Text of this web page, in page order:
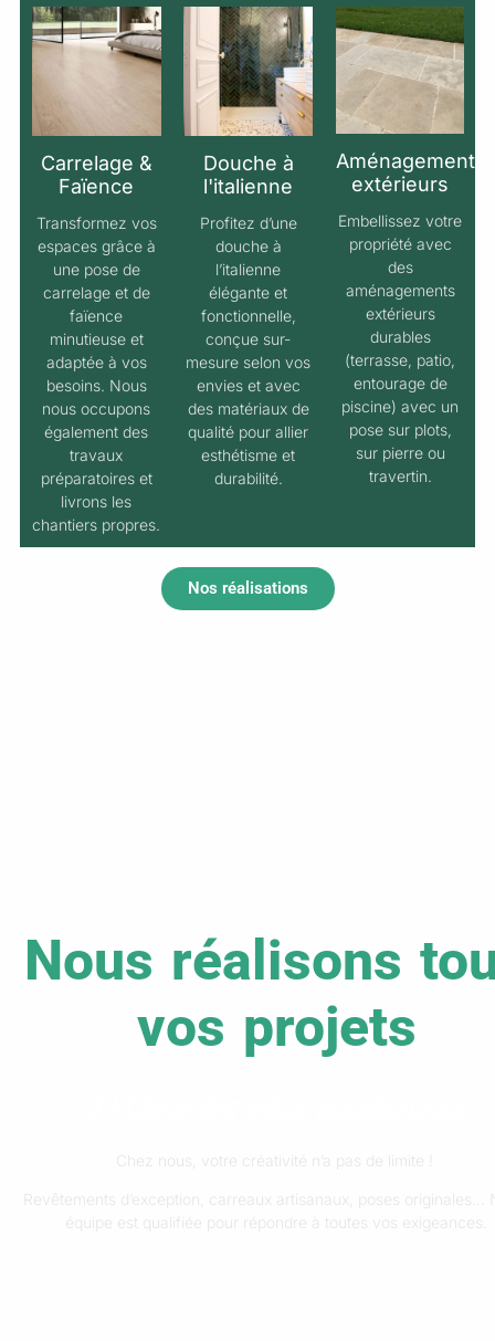
Carrelage &
Faïence
Transformez vos
espaces grâce à
une pose de
carrelage et de
faïence
minutieuse et
adaptée à vos
besoins. Nous
nous occupons
également des
travaux
préparatoires et
livrons les
chantiers propres.
Douche à
l'italienne
Profitez d’une
douche à
l’italienne
élégante et
fonctionnelle,
conçue sur-
mesure selon vos
envies et avec
des matériaux de
qualité pour allier
esthétisme et
durabilité.
Aménagements
extérieurs
Embellissez votre
propriété avec
des
aménagements
extérieurs
durables
(terrasse, patio,
entourage de
piscine) avec un
pose sur plots,
sur pierre ou
travertin.
Nos réalisations
Nous réalisons
vos projets
Chez nous, votre créativité n’a pas de limite !
Revêtements d’exception, carreaux artisanaux, poses originales…
équipe est qualifiée pour répondre à toutes vos exigeances.